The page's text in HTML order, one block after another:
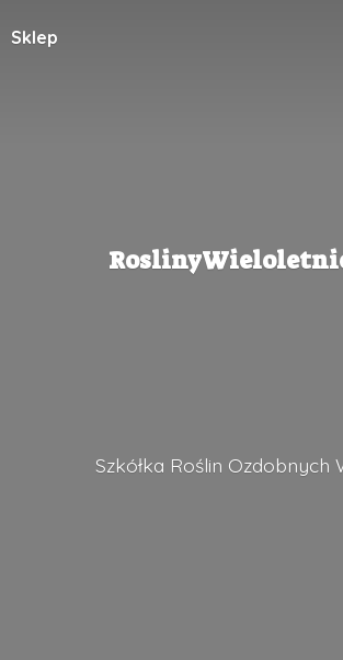
Sklep
Szkółka Roślin Ozdobnych